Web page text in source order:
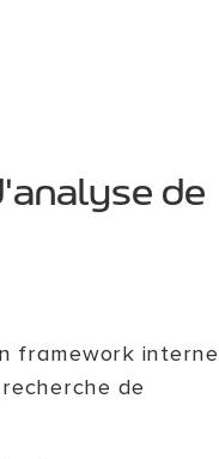
de
framework interne
de